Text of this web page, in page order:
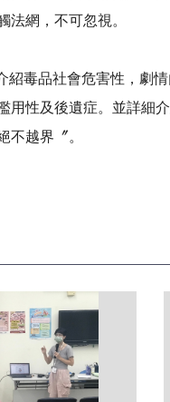
法網，不可忽視。
紹毒品社會危害性，劇
性及後遺症。並詳細
不越界〞。